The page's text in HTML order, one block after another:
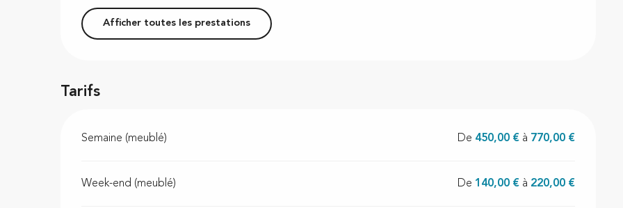
Afficher toutes les prestations
Tarifs
Semaine (meublé) De 450,00 € à 770,00 €
Week-end (meublé) De 140,00 € à 220,00 €